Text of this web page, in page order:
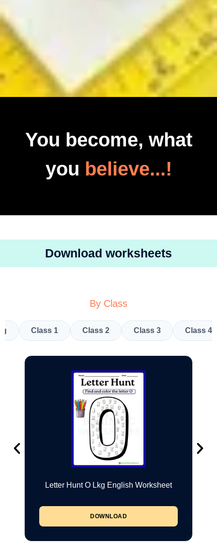
You become, what
you believe...!
Download worksheets
By Class
Class 1 Class 2 Class 3 Class 4
Letter Hunt O Lkg English Worksheet
DOWNLOAD